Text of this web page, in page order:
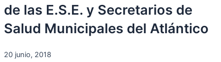
de las E.S.E. y Secretarios de
Salud Municipales del Atlántico
20 junio, 2018